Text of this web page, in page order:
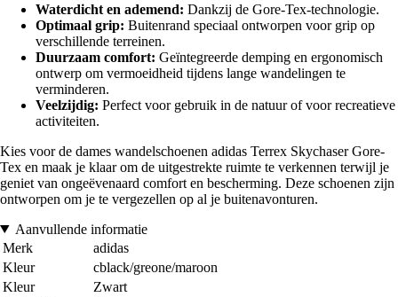
Waterdicht en ademend: Dankzij de Gore-Tex-technologie.
Optimaal grip: Buitenrand speciaal ontworpen voor grip op
verschillende terreinen.
Duurzaam comfort: Geïntegreerde demping en ergonomisch
ontwerp om vermoeidheid tijdens lange wandelingen te
verminderen.
Veelzijdig: Perfect voor gebruik in de natuur of voor recreatieve
activiteiten.
Kies voor de dames wandelschoenen adidas Terrex Skychaser Gore-
Tex en maak je klaar om de uitgestrekte ruimte te verkennen terwijl je
geniet van ongeëvenaard comfort en bescherming. Deze schoenen zijn
ontworpen om je te vergezellen op al je buitenavonturen.
Aanvullende informatie
Merk
adidas
Kleur
cblack/greone/maroon
Kleur
Zwart